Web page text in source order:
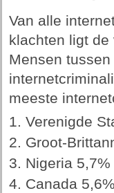
Van alle
klachten ligt
Mensen
meeste
Verenigde
Groot-
Nigeria 5,7%
Canada 5,6%